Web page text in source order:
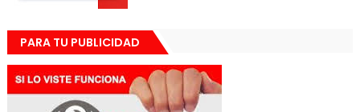
PARA TU PUBLICIDAD